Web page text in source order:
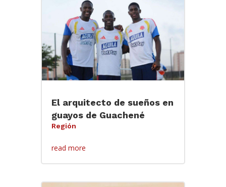
El arquitecto de sueños en
guayos de Guachené
Región
read more